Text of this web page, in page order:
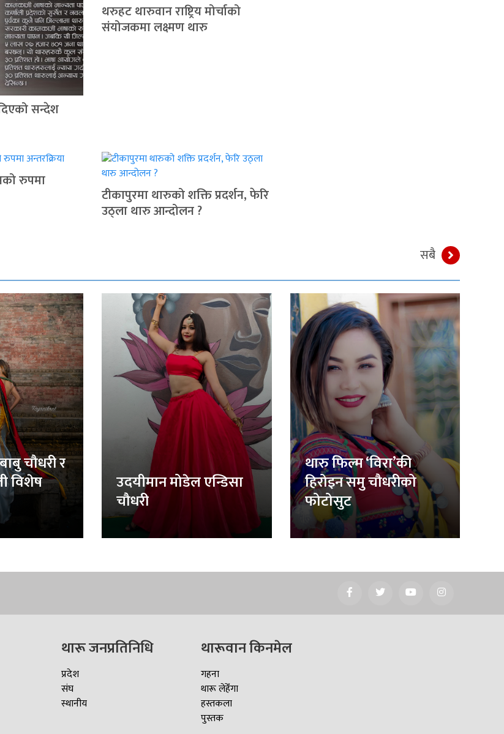
सन्देश
थरुहट थारुवान राष्ट्रिय मोर्चाको
संयोजकमा लक्ष्मण थारु
रुपमा
टीकापुरमा थारुको शक्ति प्रदर्शन, फेरि
उठ्ला थारु आन्दोलन ?
सबै
चौधरी र
विशेष उदयीमान मोडेल एन्डिसा
चौधरी
थारु फिल्म ‘विरा’की
हिरोइन समु चौधरीको
फोटोसुट
थारू जनप्रतिनिधि
प्रदेश
संघ
स्थानीय
थारूवान किनमेल
गहना
थारू लेहेँगा
हस्तकला
पुस्तक